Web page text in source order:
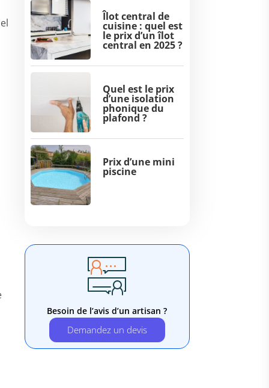
Îlot central de
cuisine : quel est
le prix d’un îlot
central en 2025 ?
Quel est le prix
d’une isolation
phonique du
plafond ?
Prix d’une mini
piscine
Besoin de l’avis d’un artisan ?
Demandez un devis